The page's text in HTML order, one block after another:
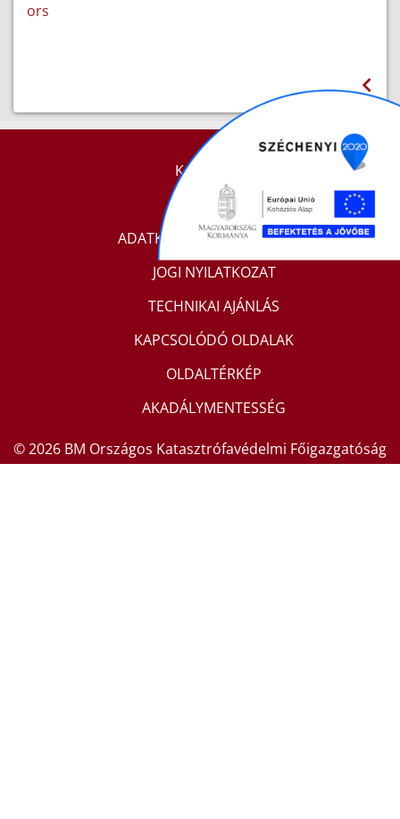
ors
KAPCSOLAT
IMPRESSZUM
ADATKEZELÉSI TÁJÉKOZTATÓ
JOGI NYILATKOZAT
TECHNIKAI AJÁNLÁS
KAPCSOLÓDÓ OLDALAK
OLDALTÉRKÉP
AKADÁLYMENTESSÉG
© 2026 BM Országos Katasztrófavédelmi Főigazgatóság